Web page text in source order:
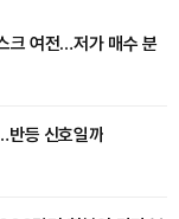
크 여전…저가 매수 분
반등 신호일까